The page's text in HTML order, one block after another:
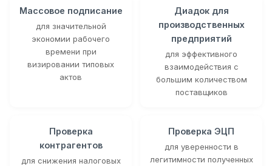
Массовое подписание
для значительной
экономии рабочего
времени при
визировании типовых
актов
Диадок для
производственных
предприятий
для эффективного
взаимодействия с
большим количеством
поставщиков
Проверка
контрагентов
для снижения налоговых
Проверка ЭЦП
для уверенности в
легитимности полученных